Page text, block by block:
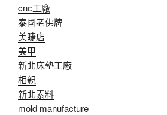
cnc工廠
泰國老佛牌
美睫店
美甲
新北床墊工廠
相親
新北素料
mold manufacture